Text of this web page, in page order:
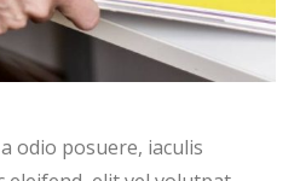
odio posuere, iaculis